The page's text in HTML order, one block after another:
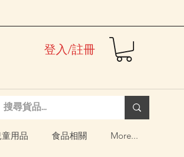
登入/註冊
用品 食品相關 More...